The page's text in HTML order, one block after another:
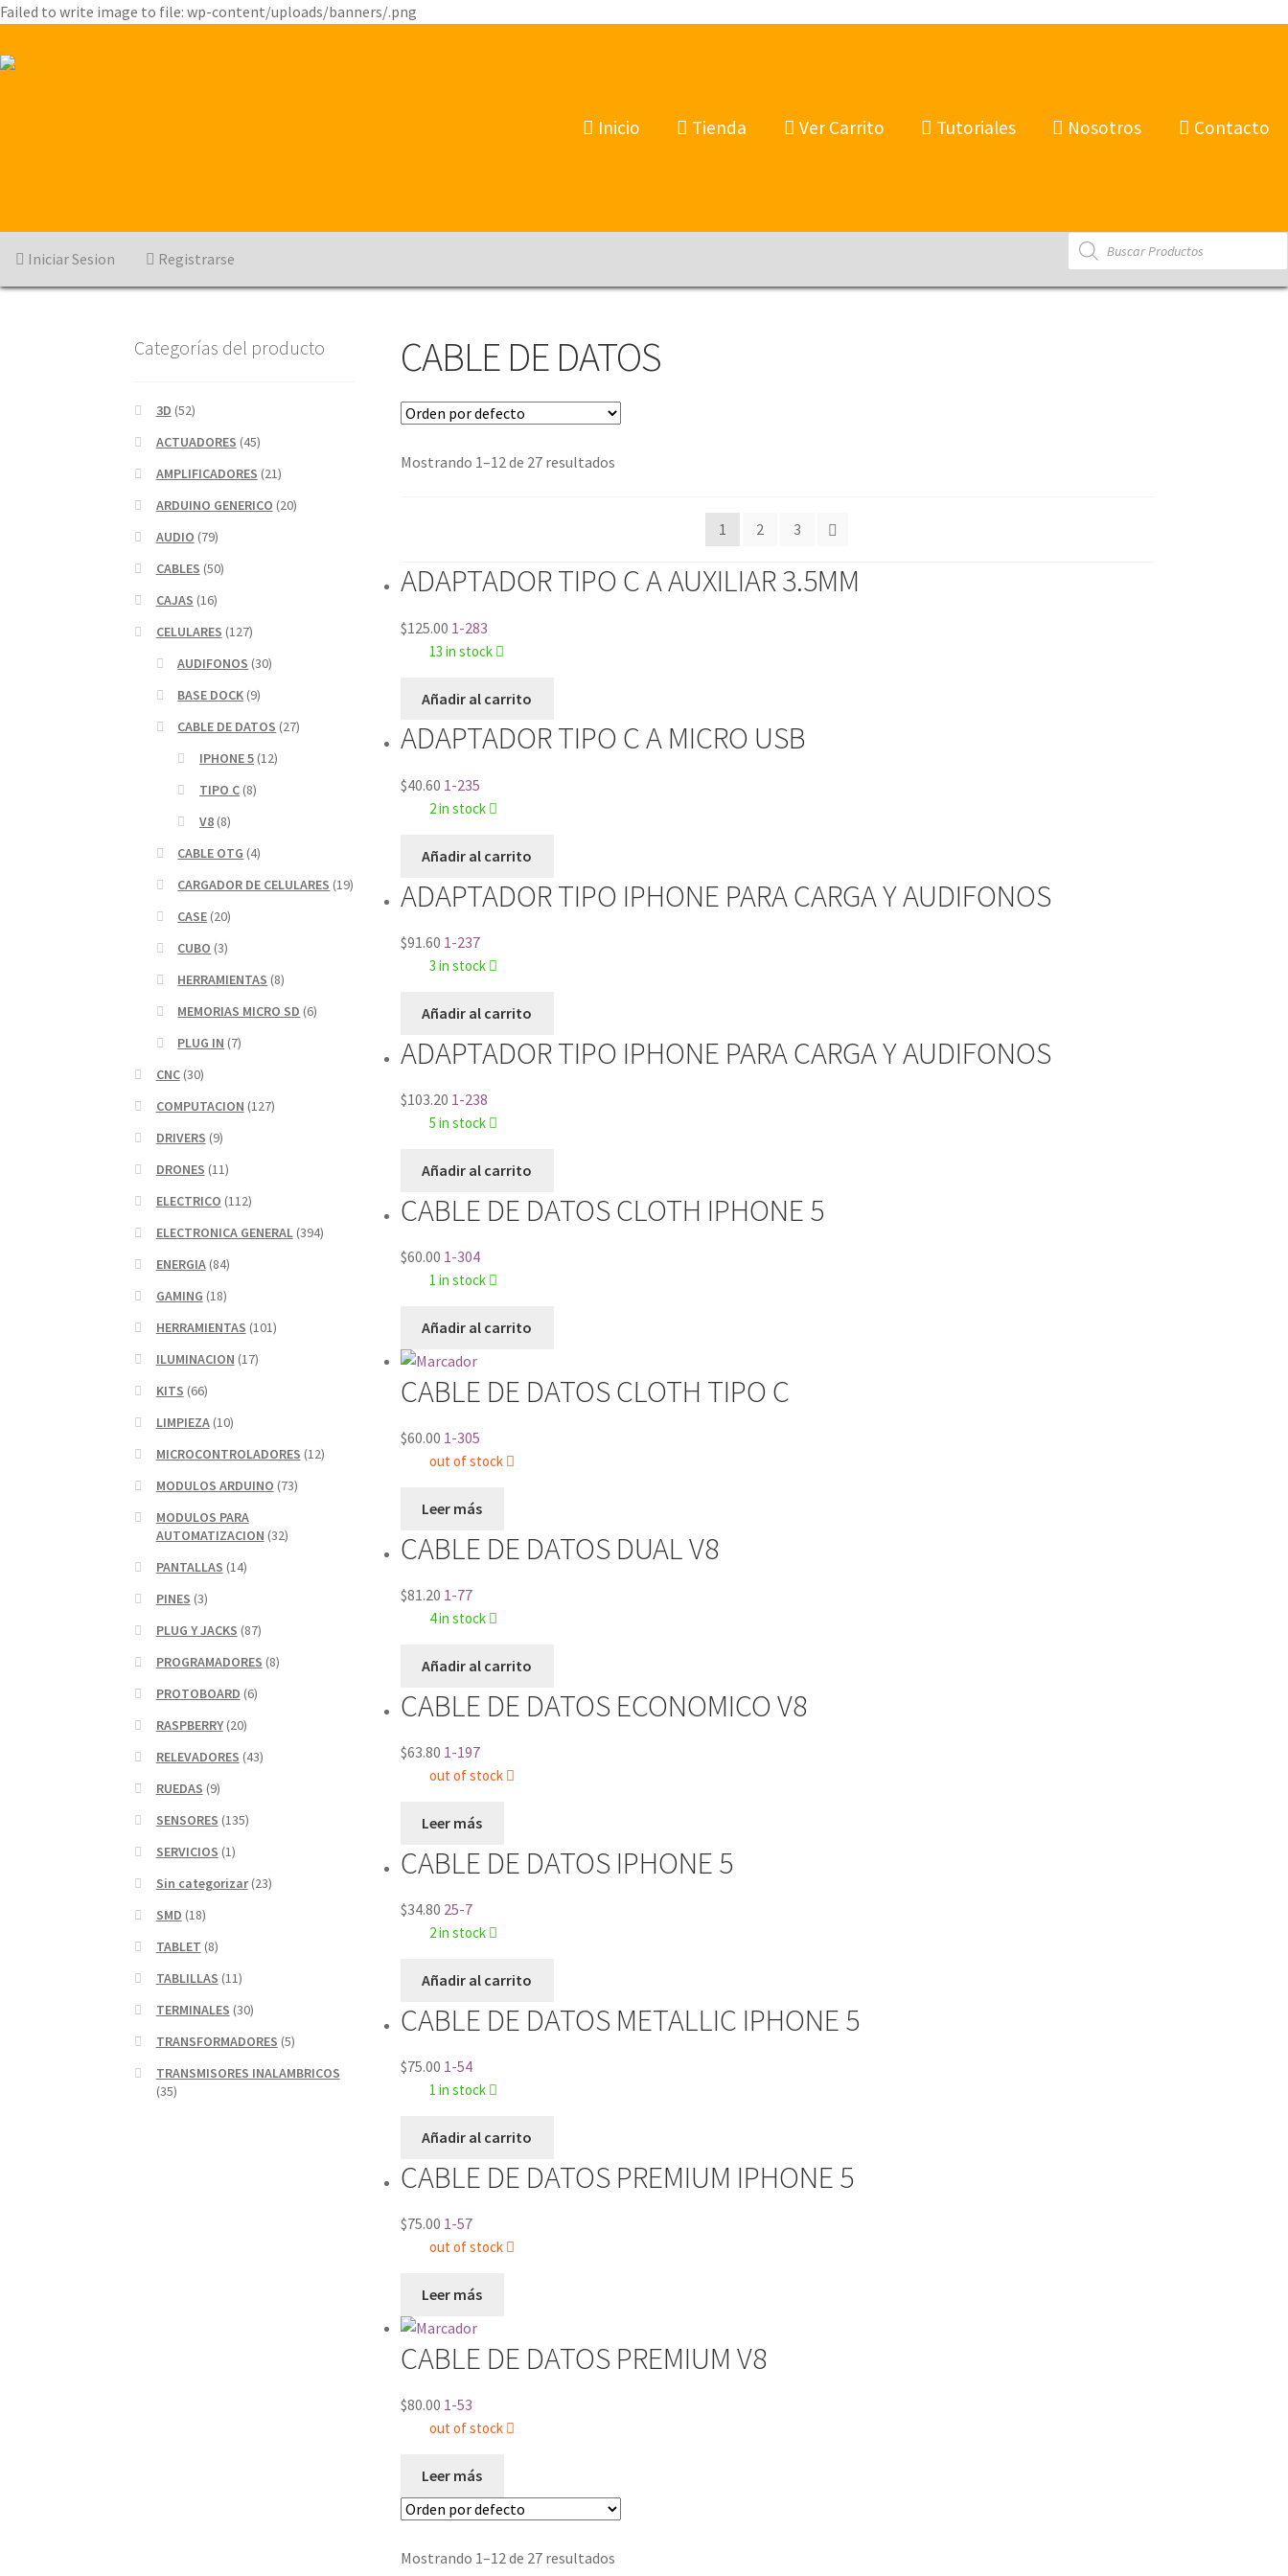
Failed to write image to file: wp-content/uploads/banners/.png
Inicio Tienda Ver Carrito Tutoriales Nosotros Contacto
Products
search
Iniciar Sesion Registrarse
CABLE DE DATOS
Mostrando 1–12 de 27 resultados
1 2 3
ADAPTADOR TIPO C A AUXILIAR 3.5MM
$125.00 1-283
13 in stock
Añadir al carrito
ADAPTADOR TIPO C A MICRO USB
$40.60 1-235
2 in stock
Añadir al carrito
ADAPTADOR TIPO IPHONE PARA CARGA Y AUDIFONOS
$91.60 1-237
3 in stock
Añadir al carrito
ADAPTADOR TIPO IPHONE PARA CARGA Y AUDIFONOS
$103.20 1-238
5 in stock
Añadir al carrito
CABLE DE DATOS CLOTH IPHONE 5
$60.00 1-304
1 in stock
Añadir al carrito
CABLE DE DATOS CLOTH TIPO C
$60.00 1-305
out of stock
Leer más
CABLE DE DATOS DUAL V8
$81.20 1-77
4 in stock
Añadir al carrito
CABLE DE DATOS ECONOMICO V8
$63.80 1-197
out of stock
Leer más
CABLE DE DATOS IPHONE 5
$34.80 25-7
2 in stock
Añadir al carrito
CABLE DE DATOS METALLIC IPHONE 5
$75.00 1-54
1 in stock
Añadir al carrito
CABLE DE DATOS PREMIUM IPHONE 5
$75.00 1-57
out of stock
Leer más
CABLE DE DATOS PREMIUM V8
$80.00 1-53
out of stock
Leer más
Mostrando 1–12 de 27 resultados
Categorías del producto
3D (52)
ACTUADORES (45)
AMPLIFICADORES (21)
ARDUINO GENERICO (20)
AUDIO (79)
CABLES (50)
CAJAS (16)
CELULARES (127)
AUDIFONOS (30)
BASE DOCK (9)
CABLE DE DATOS (27)
IPHONE 5 (12)
TIPO C (8)
V8 (8)
CABLE OTG (4)
CARGADOR DE CELULARES (19)
CASE (20)
CUBO (3)
HERRAMIENTAS (8)
MEMORIAS MICRO SD (6)
PLUG IN (7)
CNC (30)
COMPUTACION (127)
DRIVERS (9)
DRONES (11)
ELECTRICO (112)
ELECTRONICA GENERAL (394)
ENERGIA (84)
GAMING (18)
HERRAMIENTAS (101)
ILUMINACION (17)
KITS (66)
LIMPIEZA (10)
MICROCONTROLADORES (12)
MODULOS ARDUINO (73)
MODULOS PARA
AUTOMATIZACION (32)
PANTALLAS (14)
PINES (3)
PLUG Y JACKS (87)
PROGRAMADORES (8)
PROTOBOARD (6)
RASPBERRY (20)
RELEVADORES (43)
RUEDAS (9)
SENSORES (135)
SERVICIOS (1)
Sin categorizar (23)
SMD (18)
TABLET (8)
TABLILLAS (11)
TERMINALES (30)
TRANSFORMADORES (5)
TRANSMISORES INALAMBRICOS
(35)